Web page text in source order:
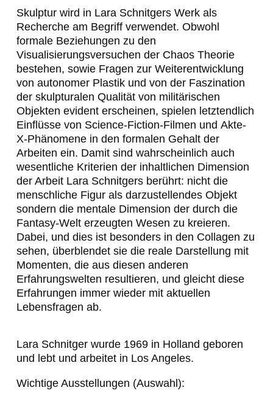
g
e
r
Skulptur wird in Lara Schnitgers Werk als
Recherche am Begriff verwendet. Obwohl
formale Beziehungen zu den
Visualisierungsversuchen der Chaos Theorie
bestehen, sowie Fragen zur Weiterentwicklung
von autonomer Plastik und von der Faszination
der skulpturalen Qualität von militärischen
Objekten evident erscheinen, spielen letztendlich
Einflüsse von Science-Fiction-Filmen und Akte-
X-Phänomene in den formalen Gehalt der
Arbeiten ein. Damit sind wahrscheinlich auch
wesentliche Kriterien der inhaltlichen Dimension
der Arbeit Lara Schnitgers berührt: nicht die
menschliche Figur als darzustellendes Objekt
sondern die mentale Dimension der durch die
Fantasy-Welt erzeugten Wesen zu kreieren.
Dabei, und dies ist besonders in den Collagen zu
sehen, überblendet sie die reale Darstellung mit
Momenten, die aus diesen anderen
Erfahrungswelten resultieren, und gleicht diese
Erfahrungen immer wieder mit aktuellen
Lebensfragen ab.
Lara Schnitger wurde 1969 in Holland geboren
und lebt und arbeitet in Los Angeles.
Wichtige Ausstellungen (Auswahl):